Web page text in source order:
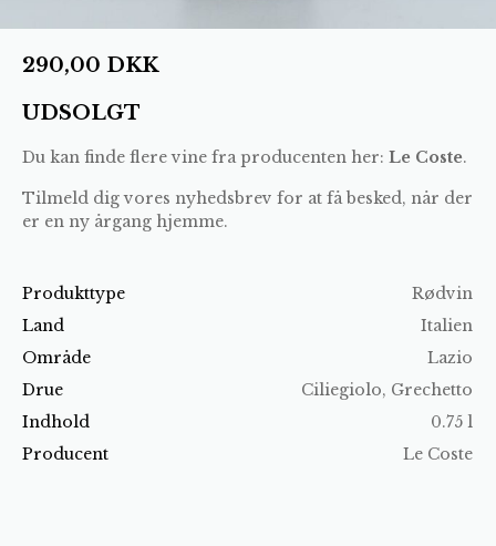
Produkttype
Rødvin
Land
Italien
Område
Lazio
Drue
Ciliegiolo, Grechetto
Indhold
0.75 l
Producent
Le Coste
290,00 DKK
UDSOLGT
Du kan finde flere vine fra producenten her: Le Coste.
Tilmeld dig vores nyhedsbrev for at få besked, når der
er en ny årgang hjemme.